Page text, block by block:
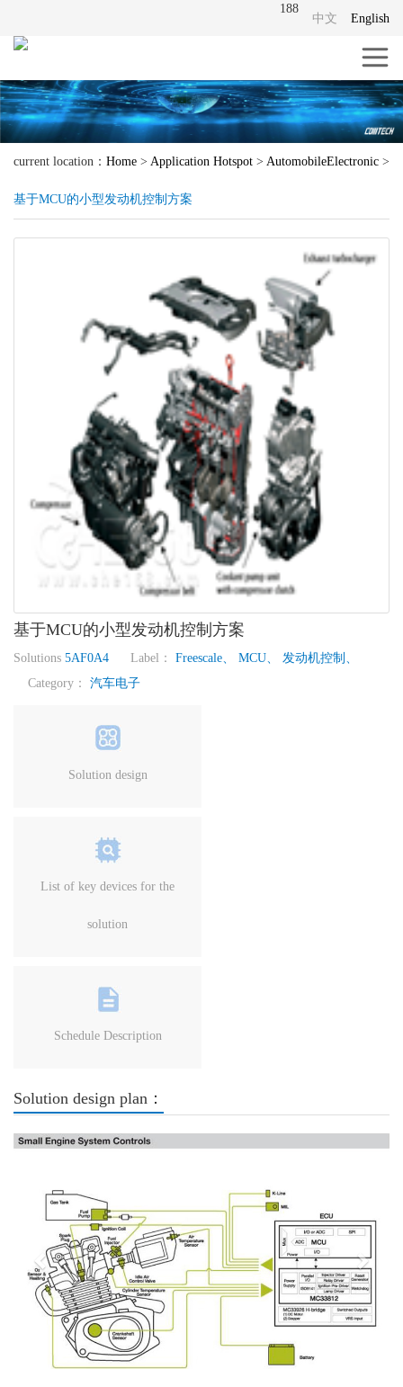
English
中文
188
current location： Home > Application Hotspot > AutomobileElectronic >
基于MCU的小型发动机控制方案
基于MCU的小型发动机控制方案
Solutions 5AF0A4 Label： Freescale、 MCU、
发动机控制、
Category： 汽车电子
Solution design
List of key devices for the
solution
Schedule Description
Solution design plan：
Previous Next